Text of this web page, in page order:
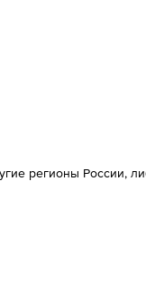
регионы России,